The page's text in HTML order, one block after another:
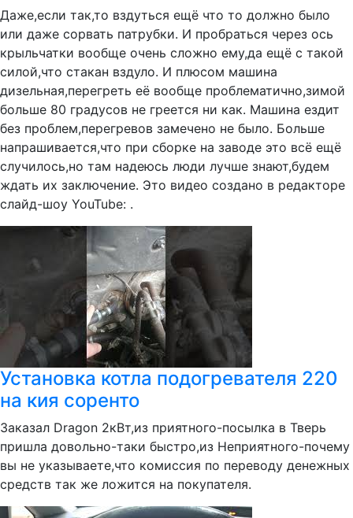
Даже,если так,то вздуться ещё что то должно было
или даже сорвать патрубки. И пробраться через ось
крыльчатки вообще очень сложно ему,да ещё с такой
силой,что стакан вздуло. И плюсом машина
дизельная,перегреть её вообще проблематично,зимой
больше 80 градусов не греется ни как. Машина ездит
без проблем,перегревов замечено не было. Больше
напрашивается,что при сборке на заводе это всё ещё
случилось,но там надеюсь люди лучше знают,будем
ждать их заключение. Это видео создано в редакторе
слайд-шоу YouTube: .
Установка котла подогревателя 220
на кия соренто
Заказал Dragon 2кВт,из приятного-посылка в Тверь
пришла довольно-таки быстро,из Неприятного-почему
вы не указываете,что комиссия по переводу денежных
средств так же ложится на покупателя.